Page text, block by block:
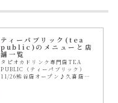
ティーパブリック(tea
public)のメニューと店
舗一覧
タピオカドリンク専門店TEA
PUBLIC（ティーパブリック）
11/26熊谷店オープン♪久喜店も